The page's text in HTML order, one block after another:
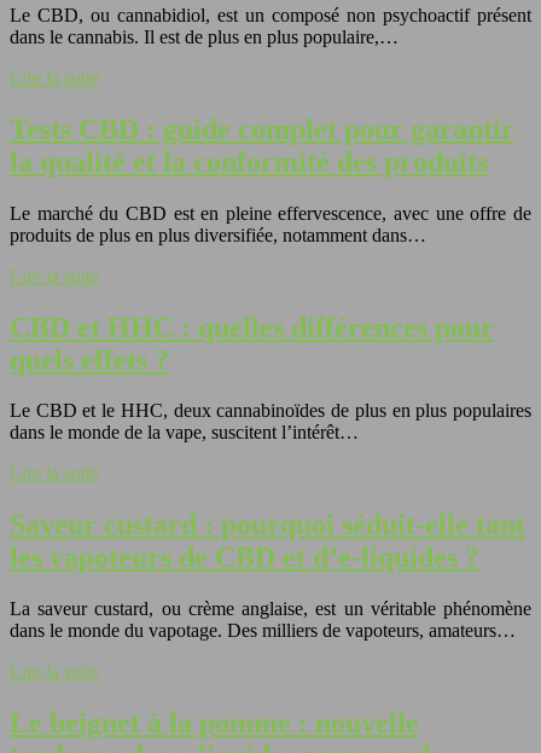
Le CBD, ou cannabidiol, est un composé non psychoactif présent
dans le cannabis. Il est de plus en plus populaire,…
Lire la suite
Tests CBD : guide complet pour garantir
la qualité et la conformité des produits
Le marché du CBD est en pleine effervescence, avec une offre de
produits de plus en plus diversifiée, notamment dans…
Lire la suite
CBD et HHC : quelles différences pour
quels effets ?
Le CBD et le HHC, deux cannabinoïdes de plus en plus populaires
dans le monde de la vape, suscitent l’intérêt…
Lire la suite
Saveur custard : pourquoi séduit-elle tant
les vapoteurs de CBD et d’e-liquides ?
La saveur custard, ou crème anglaise, est un véritable phénomène
dans le monde du vapotage. Des milliers de vapoteurs, amateurs…
Lire la suite
Le beignet à la pomme : nouvelle